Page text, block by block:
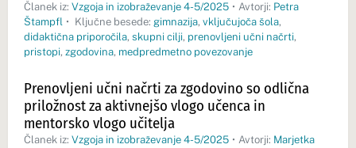
Članek iz: Vzgoja in izobraževanje 4-5/2025 • Avtorji: Petra
Štampfl • Ključne besede: gimnazija, vključujoča šola,
didaktična priporočila, skupni cilji, prenovljeni učni načrti,
pristopi, zgodovina, medpredmetno povezovanje
Prenovljeni učni načrti za zgodovino so odlična
priložnost za aktivnejšo vlogo učenca in
mentorsko vlogo učitelja
Članek iz: Vzgoja in izobraževanje 4-5/2025 • Avtorji: Marjetka